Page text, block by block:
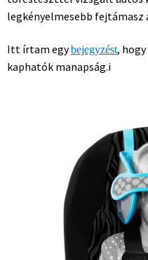
legkényelmesebb fejtámasz
Itt írtam egybejegyzést,
kaphatók manapság.i